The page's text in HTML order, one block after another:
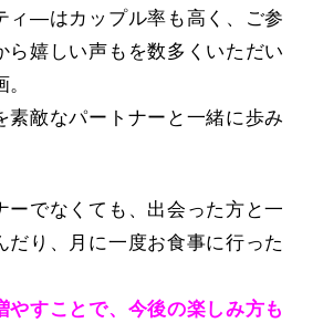
ィ―はカップル率も高く、ご参
ら嬉しい声もを数多くいただい
素敵なパートナーと一緒に歩み
ーでなくても、出会った方と一
だり、月に一度お食事に行った
やすことで、今後の楽しみ方も